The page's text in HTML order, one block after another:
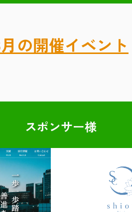
の開催イベント
スポンサー様